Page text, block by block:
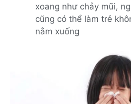
xoang như chảy mũi,
cũng có thể làm trẻ
nằm xuống